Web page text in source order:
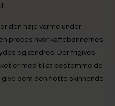
den høje varme under
proces hvor kaffebønnernes
og ændres. Der frigives
er med til at bestemme de
dem den flotte skinnende